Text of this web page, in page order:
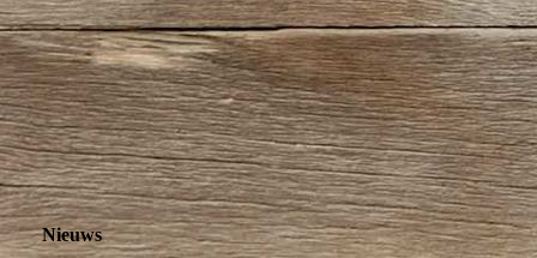
Koffie en theepunt juli 2024
Nieuws